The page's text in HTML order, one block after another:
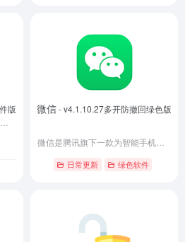
版
微信- v4.1.10.27多开防撤回绿色版
日常更新 绿色软件